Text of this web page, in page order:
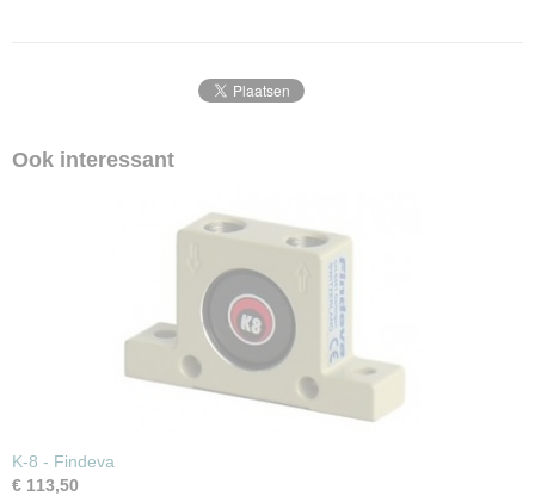
Ook interessant
K-8 - Findeva
€ 113,50